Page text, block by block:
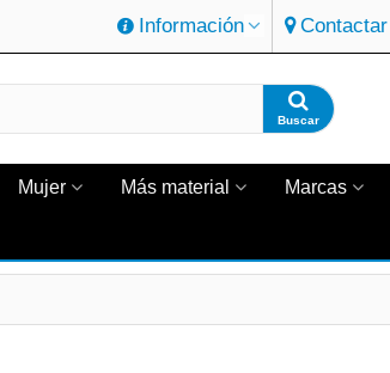
Información Contactar
Buscar
Mujer Más material Marcas